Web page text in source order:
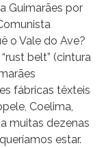
Guimarães por
o Vale do Ave?
belt” (cintura
fábricas têxteis
Coelima,
muitas dezenas
estar.